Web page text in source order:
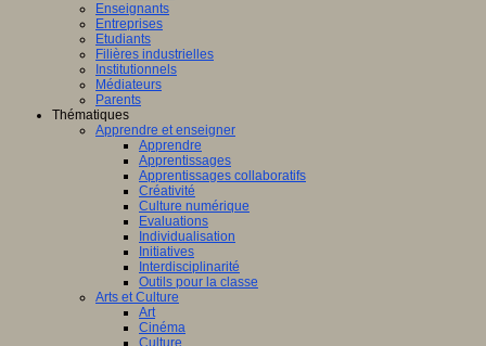
Enseignants
Entreprises
Etudiants
Filières industrielles
Institutionnels
Médiateurs
Parents
Thématiques
Apprendre et enseigner
Apprendre
Apprentissages
Apprentissages collaboratifs
Créativité
Culture numérique
Evaluations
Individualisation
Initiatives
Interdisciplinarité
Outils pour la classe
Arts et Culture
Art
Cinéma
Culture